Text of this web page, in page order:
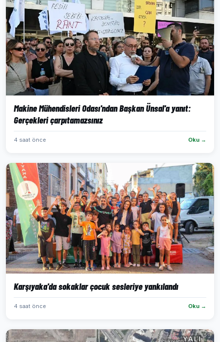
Makine Mühendisleri Odası'ndan Başkan Ünsal'a yanıt:
Gerçekleri çarpıtamazsınız
4 saat önce Oku →
Karşıyaka'da sokaklar çocuk sesleriye yankılandı
4 saat önce Oku →